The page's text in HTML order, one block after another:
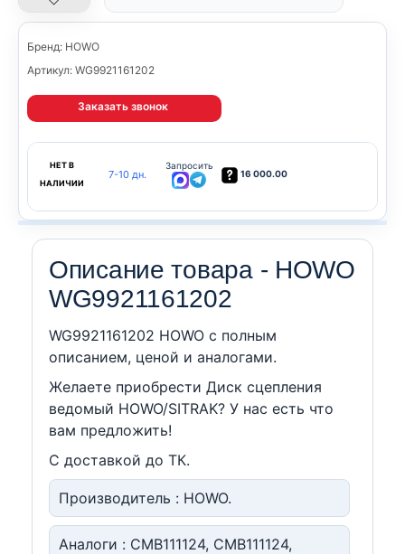
Бренд: HOWO
Артикул: WG9921161202
Заказать звонок
НЕТ В
НАЛИЧИИ
7-10 дн.
Запросить
16 000.00
Описание товара - HOWO
WG9921161202
WG9921161202 HOWO c полным
описанием, ценой и аналогами.
Желаете приобрести Диск сцепления
ведомый HOWO/SITRAK? У нас есть что
вам предложить!
С доставкой до ТК.
Производитель : HOWO.
Аналоги : CMB111124, CMB111124,